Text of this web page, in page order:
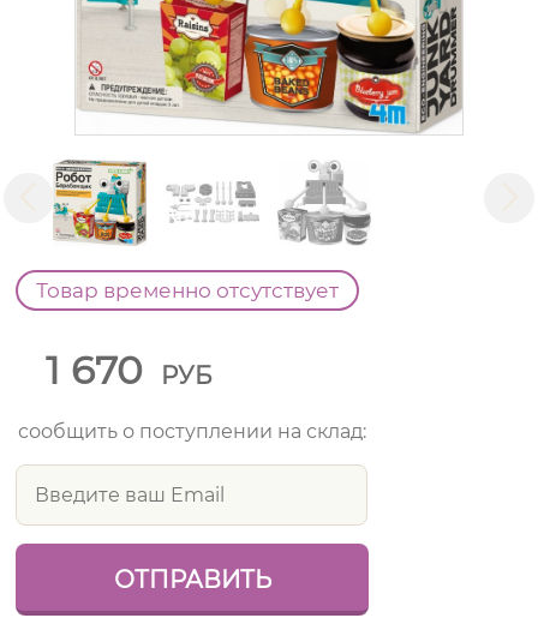
Товар временно отсутствует
1 670 РУБ
сообщить о поступлении на склад: